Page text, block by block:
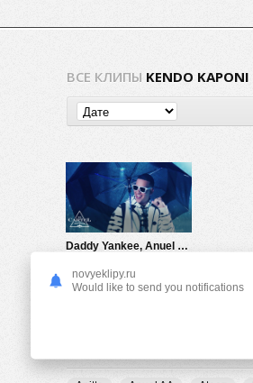
ВСЕ КЛИПЫ KENDO KAPONI
Daddy Yankee, Anuel AA & Kendo Kaponi — Don Don
novyeklipy.ru
Would like to send you notifications